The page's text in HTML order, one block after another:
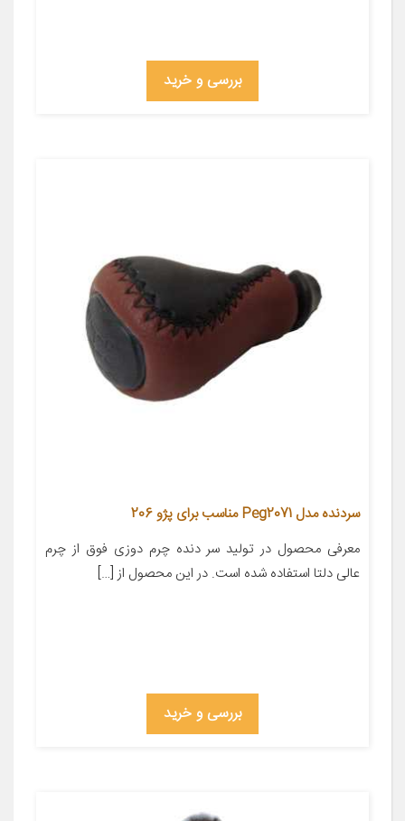
بررسی و خرید
سردنده مدل Peg2071 مناسب برای پژو 206
معرفی محصول در تولید سر دنده چرم دوزی فوق از چرم
عالی دلتا استفاده شده است. در این محصول از […]
بررسی و خرید